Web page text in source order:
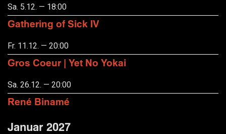
Sa. 5.12. — 18:00
Gathering of Sick IV
Fr. 11.12. — 20:00
Gros Coeur | Yet No Yokai
Sa. 26.12. — 20:00
René Binamé
Januar 2027